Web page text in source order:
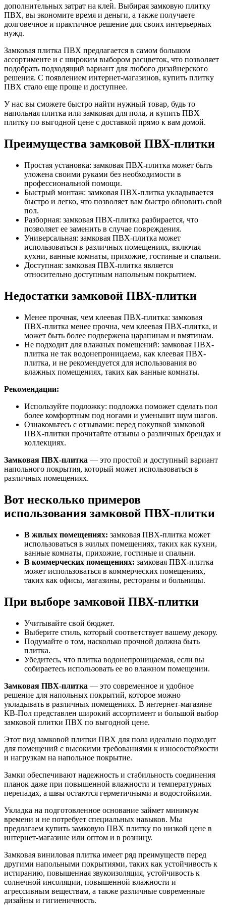
дополнительных затрат на клей. Выбирая замковую плитку
ПВХ, вы экономите время и деньги, а также получаете
долговечное и практичное решение для своих интерьерных
нужд.
Замковая плитка ПВХ предлагается в самом большом
ассортименте и с широким выбором расцветок, что позволяет
подобрать подходящий вариант для любого дизайнерского
решения. С появлением интернет-магазинов, купить плитку
ПВХ стало еще проще и доступнее.
У нас вы сможете быстро найти нужный товар, будь то
напольная плитка или замковая для пола, и купить ПВХ
плитку по выгодной цене с доставкой прямо к вам домой.
Преимущества замковой ПВХ-плитки
Простая установка: замковая ПВХ-плитка может быть
уложена своими руками без необходимости в
профессиональной помощи.
Быстрый монтаж: замковая ПВХ-плитка укладывается
быстро и легко, что позволяет вам быстро обновить свой
пол.
Разборная: замковая ПВХ-плитка разбирается, что
позволяет ее заменить в случае повреждения.
Универсальная: замковая ПВХ-плитка может
использоваться в различных помещениях, включая
кухни, ванные комнаты, прихожие, гостиные и спальни.
Доступная: замковая ПВХ-плитка является
относительно доступным напольным покрытием.
Недостатки замковой ПВХ-плитки
Менее прочная, чем клеевая ПВХ-плитка: замковая
ПВХ-плитка менее прочна, чем клеевая ПВХ-плитка, и
может быть более подвержена царапинам и вмятинам.
Не подходит для влажных помещений: замковая ПВХ-
плитка не так водонепроницаема, как клеевая ПВХ-
плитка, и не рекомендуется для использования во
влажных помещениях, таких как ванные комнаты.
Рекомендации:
Используйте подложку: подложка поможет сделать пол
более комфортным под ногами и уменьшит шум шагов.
Ознакомьтесь с отзывами: перед покупкой замковой
ПВХ-плитки прочитайте отзывы о различных брендах и
коллекциях.
Замковая ПВХ-плитка — это простой и доступный вариант
напольного покрытия, который может использоваться в
различных помещениях.
Вот несколько примеров
использования замковой ПВХ-плитки
В жилых помещениях: замковая ПВХ-плитка может
использоваться в жилых помещениях, таких как кухни,
ванные комнаты, прихожие, гостиные и спальни.
В коммерческих помещениях: замковая ПВХ-плитка
может использоваться в коммерческих помещениях,
таких как офисы, магазины, рестораны и больницы.
При выборе замковой ПВХ-плитки
Учитывайте свой бюджет.
Выберите стиль, который соответствует вашему декору.
Подумайте о том, насколько прочной должна быть
плитка.
Убедитесь, что плитка водонепроницаемая, если вы
собираетесь использовать ее во влажном помещении.
Замковая ПВХ-плитка — это современное и удобное
решение для напольных покрытий, которое можно
укладывать в различных помещениях. В интернет-магазине
КВ-Пол представлен широкий ассортимент и большой выбор
замковой плитки ПВХ по выгодной цене.
Этот вид замковой плитки ПВХ для пола идеально подходит
для помещений с высокими требованиями к износостойкости
и нагрузкам на напольное покрытие.
Замки обеспечивают надежность и стабильность соединения
планок даже при повышенной влажности и температурных
перепадах, а швы остаются герметичными и водостойкими.
Укладка на подготовленное основание займет минимум
времени и не потребует специальных навыков. Мы
предлагаем купить замковую ПВХ плитку по низкой цене в
интернет-магазине или оптом и в розницу.
Замковая виниловая плитка имеет ряд преимуществ перед
другими напольными покрытиями, таких как устойчивость к
истиранию, повышенная звукоизоляция, устойчивость к
солнечной инсоляции, повышенной влажности и
агрессивным веществам, а также различные современные
дизайны и гигиеничность.